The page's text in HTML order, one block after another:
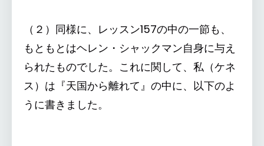
（２）同様に、レッスン157の中の一節も、
もともとはヘレン・シャックマン自身に与え
られたものでした。これに関して、私（ケネ
ス）は『天国から離れて』の中に、以下のよ
うに書きました。